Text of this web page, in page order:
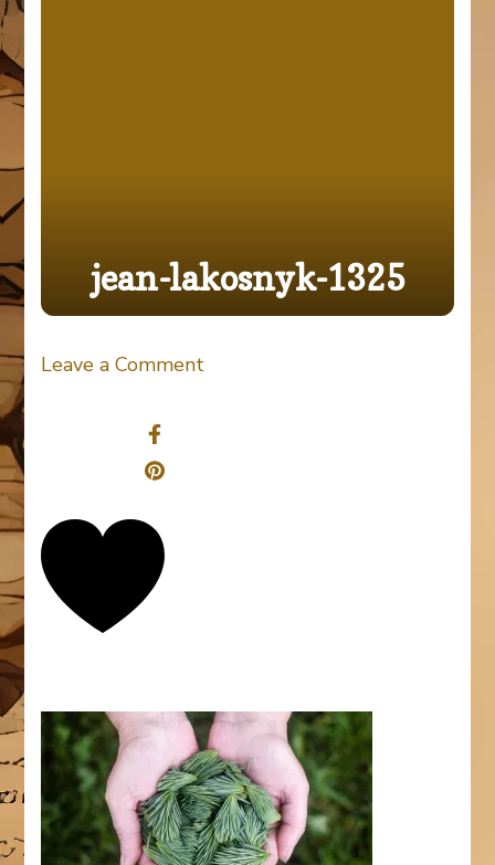
jean-lakosnyk-1325
Leave a Commenton